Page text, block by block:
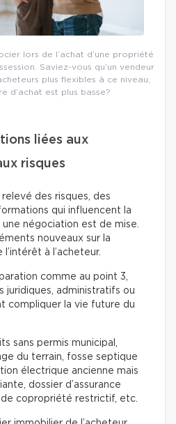
lors de l’achat d’une propriété
Saviez-vous qu’un vendeur
plus flexibles à ce niveau,
d’achat est plus basse?
liées aux
risques
relevé des risques, des
qui influencent la
négociation est de mise.
nouveaux sur la
à l’acheteur.
comme au point 3,
juridiques, administratifs ou
compliquer la vie future du
sans permis municipal,
du terrain, fosse septique
électrique ancienne mais
dossier d’assurance
copropriété restrictif, etc.